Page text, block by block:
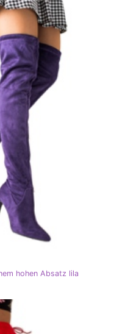
hohen Absatz lila